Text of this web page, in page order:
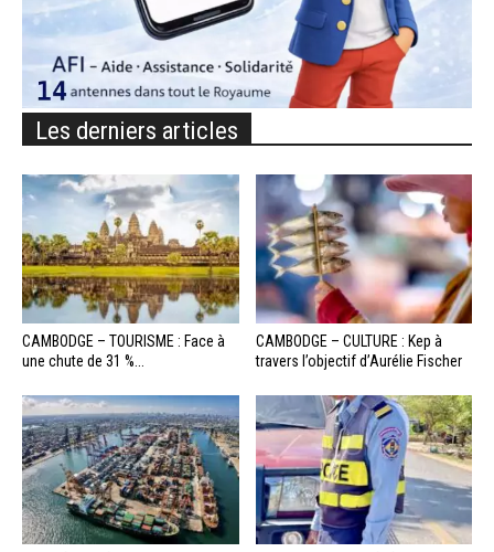
Les derniers articles
CAMBODGE – TOURISME : Face à
une chute de 31 %...
CAMBODGE – CULTURE : Kep à
travers l’objectif d’Aurélie Fischer